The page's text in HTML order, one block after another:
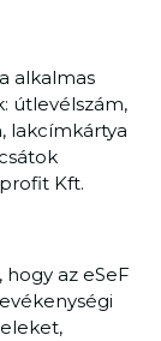
alkalmas
útlevélszám,
lakcímkártya
Kft.
az eSeF